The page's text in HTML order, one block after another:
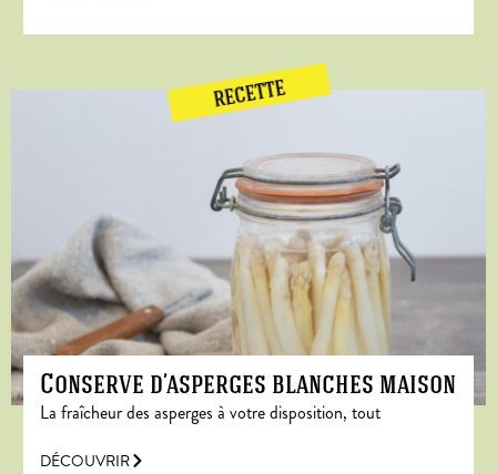
RECETTE
Conserve d’asperges blanches maison
La fraîcheur des asperges à votre disposition, tout
DÉCOUVRIR